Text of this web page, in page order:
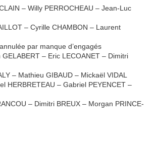
– Willy PERROCHEAU – Jean-Luc
– Cyrille CHAMBON – Laurent
par manque d’engagés
– Eric LECOANET – Dimitri
– Mathieu GIBAUD – Mickaël VIDAL
HERBRETEAU – Gabriel PEYENCET –
– Dimitri BREUX – Morgan PRINCE-